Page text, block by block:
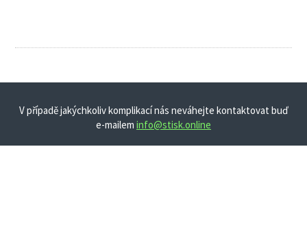
V případě jakýchkoliv komplikací nás neváhejte kontaktovat buď
e-mailem info@stisk.online